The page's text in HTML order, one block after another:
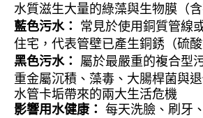
水質滋生大量的綠藻與生物膜（
藍色污水：
常見於使用銅質管線
住宅，代表管壁已產生銅銹（硫酸
黑色污水：
屬於最嚴重的複合型
重金屬沉積、藻毒、大腸桿菌與
水管卡垢帶來的兩大生活危機
影響用水健康： 每天洗臉、刷牙